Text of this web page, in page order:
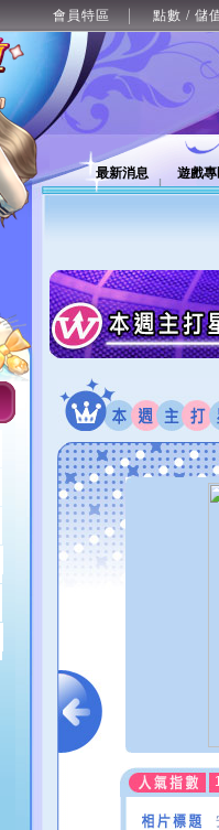
會員特區 點數 / 儲
最新消息 遊戲